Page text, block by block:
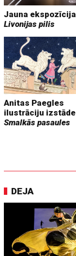
Jauna ekspozīcija
Livonijas pilis
Anitas Paegles
ilustrāciju izstāde
Smalkās pasaules
DEJA